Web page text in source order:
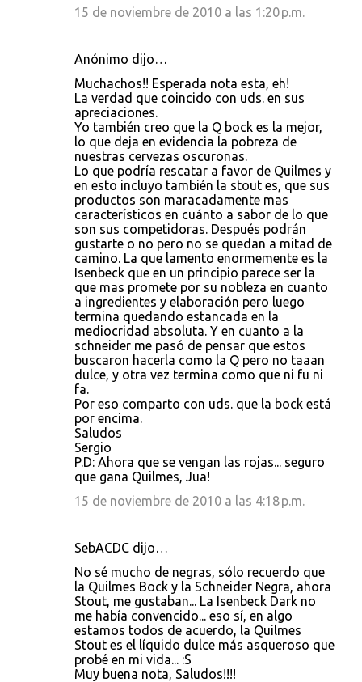
15 de noviembre de 2010 a las 1:20 p.m.
Anónimo dijo…
Muchachos!! Esperada nota esta, eh!
La verdad que coincido con uds. en sus
apreciaciones.
Yo también creo que la Q bock es la mejor,
lo que deja en evidencia la pobreza de
nuestras cervezas oscuronas.
Lo que podría rescatar a favor de Quilmes y
en esto incluyo también la stout es, que sus
productos son maracadamente mas
característicos en cuánto a sabor de lo que
son sus competidoras. Después podrán
gustarte o no pero no se quedan a mitad de
camino. La que lamento enormemente es la
Isenbeck que en un principio parece ser la
que mas promete por su nobleza en cuanto
a ingredientes y elaboración pero luego
termina quedando estancada en la
mediocridad absoluta. Y en cuanto a la
schneider me pasó de pensar que estos
buscaron hacerla como la Q pero no taaan
dulce, y otra vez termina como que ni fu ni
fa.
Por eso comparto con uds. que la bock está
por encima.
Saludos
Sergio
P.D: Ahora que se vengan las rojas... seguro
que gana Quilmes, Jua!
15 de noviembre de 2010 a las 4:18 p.m.
SebACDC dijo…
No sé mucho de negras, sólo recuerdo que
la Quilmes Bock y la Schneider Negra, ahora
Stout, me gustaban... La Isenbeck Dark no
me había convencido... eso sí, en algo
estamos todos de acuerdo, la Quilmes
Stout es el líquido dulce más asqueroso que
probé en mi vida... :S
Muy buena nota, Saludos!!!!